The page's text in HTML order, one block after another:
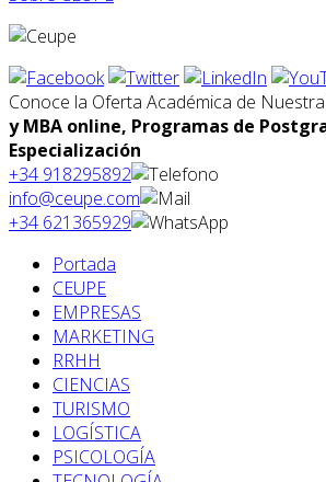
Conoce la Oferta Académica de Nuestra
y MBA online, Programas de
Especialización
+34 918295892
info@ceupe.com
+34 621365929
Portada
CEUPE
EMPRESAS
MARKETING
RRHH
CIENCIAS
TURISMO
LOGÍSTICA
PSICOLOGÍA